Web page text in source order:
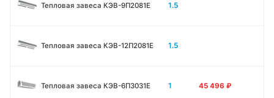
Тепловая завеса КЭВ-9П2081E 1.5
Тепловая завеса КЭВ-12П2081E 1.5
Тепловая завеса КЭВ-6П3031E 1 45 496 ₽